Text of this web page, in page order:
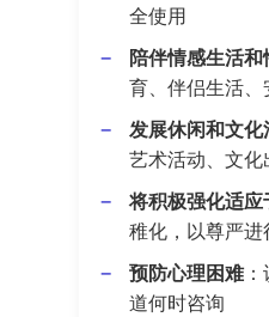
全使用
陪伴情感生活和
育、伴侣生活、
发展休闲和文化
艺术活动、文化
将积极强化适应
稚化，以尊严进
预防心理困难：
道何时咨询